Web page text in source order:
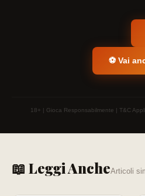
⚽ Vai
18+ | Gioca Responsabilmente | T&C
📖 Leggi AncheArticoli